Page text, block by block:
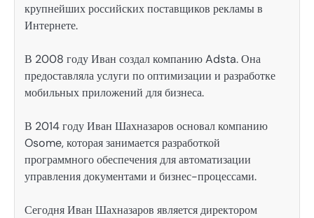
крупнейших российских поставщиков рекламы в
Интернете.
В 2008 году Иван создал компанию Adsta. Она
предоставляла услуги по оптимизации и разработке
мобильных приложений для бизнеса.
В 2014 году Иван Шахназаров основал компанию
Osome, которая занимается разработкой
программного обеспечения для автоматизации
управления документами и бизнес-процессами.
Сегодня Иван Шахназаров является директором